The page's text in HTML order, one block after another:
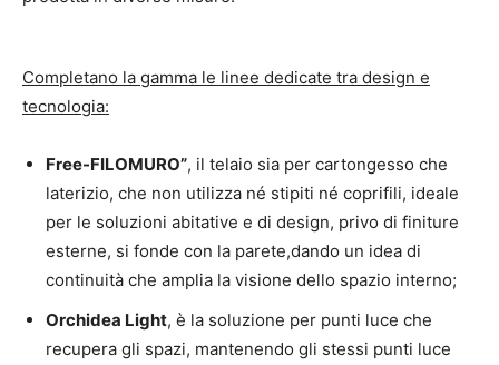
Completano la gamma le linee dedicate tra design e
tecnologia:
Free-FILOMURO”, il telaio sia per cartongesso che
laterizio, che non utilizza né stipiti né coprifili, ideale
per le soluzioni abitative e di design, privo di finiture
esterne, si fonde con la parete,dando un idea di
continuità che amplia la visione dello spazio interno;
Orchidea Light, è la soluzione per punti luce che
recupera gli spazi, mantenendo gli stessi punti luce